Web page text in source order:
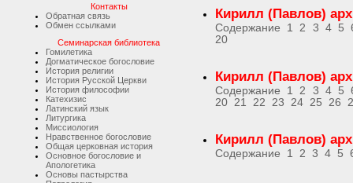
Контакты
Обратная связь
Обмен ссылками
Семинарская библиотека
Гомилетика
Догматическое богословие
История религии
История Русской Церкви
История философии
Катехизис
Латинский язык
Литургика
Миссиология
Нравственное богословие
Общая церковная история
Основное богословие и
Апологетика
Основы пастырства
Кирилл (Павлов)
Содержание 1 2 3 4 5
20
Кирилл (Павлов)
Содержание 1 2 3 4 5
20 21 22 23 24 25 26
Кирилл (Павлов)
Содержание 1 2 3 4 5